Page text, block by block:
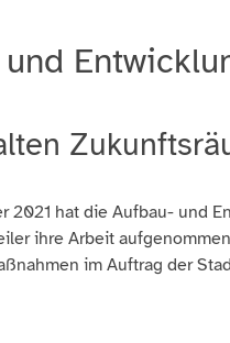
2021 hat die Aufbau- und
ihre Arbeit
im Auftrag der